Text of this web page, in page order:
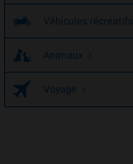
Véhicules récréatifs
Animaux
Voyage